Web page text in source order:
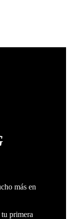
más en
primera